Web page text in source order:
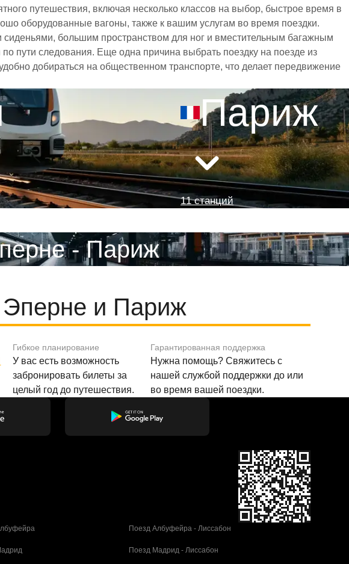
путешествия, включая несколько классов на выбор, быстрое время в
оборудованные вагоны, также к вашим услугам во время поездки.
большим пространством для ног и вместительным багажным
пути следования. Еще одна причина выбрать поездку на поезде из
добираться на общественном транспорте, что делает передвижение
Париж
11 станций
- Париж
и Париж
Гибкое планирование
У вас есть возможность
забронировать билеты за
целый год до путешествия.
Гарантированная поддержка
Нужна помощь? Свяжитесь с
нашей службой поддержки до или
во время вашей поездки.
Поезд Албуфейра - Лиссабон
Поезд Мадрид - Лиссабон